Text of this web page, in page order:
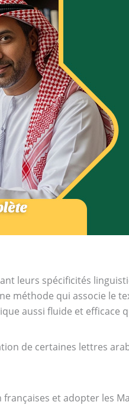
leurs spécificités
méthode qui associe le
aussi fluide et efficace
de certaines lettres
et adopter les